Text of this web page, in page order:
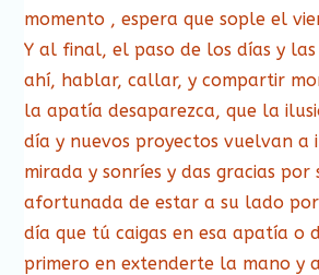
momento , espera que sople el
Y al final, el paso de los días y
ahí, hablar, callar, y compartir
la apatía desaparezca, que la
día y nuevos proyectos vuelvan a
mirada y sonríes y das gracias por
afortunada de estar a su lado
día que tú caigas en esa apatía o
primero en extenderte la mano y